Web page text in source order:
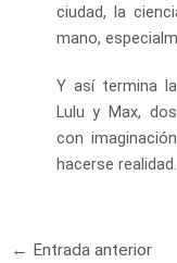
ciudad, la
mano,
Y así termina
Lulu y Max,
con
hacerse realidad.
Navegación
← Entrada anterior